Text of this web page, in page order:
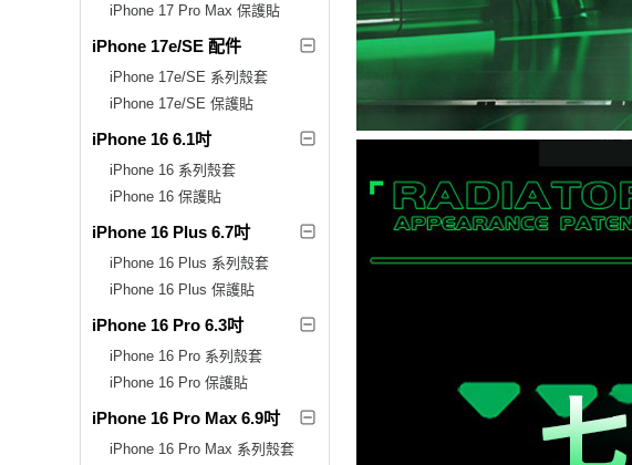
iPhone 17 Pro Max 保護貼
iPhone 17e/SE 配件
iPhone 17e/SE 系列殼套
iPhone 17e/SE 保護貼
iPhone 16 6.1吋
iPhone 16 系列殼套
iPhone 16 保護貼
iPhone 16 Plus 6.7吋
iPhone 16 Plus 系列殼套
iPhone 16 Plus 保護貼
iPhone 16 Pro 6.3吋
iPhone 16 Pro 系列殼套
iPhone 16 Pro 保護貼
iPhone 16 Pro Max 6.9吋
iPhone 16 Pro Max 系列殼套